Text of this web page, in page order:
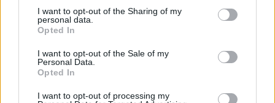
I want to opt-out of the Sharing of my
personal data.
Opted In
I want to opt-out of the Sale of my
Personal Data.
Opted In
I want to opt-out of processing my
was soll das?
22 Juni 2022
Lebende Forenlegende